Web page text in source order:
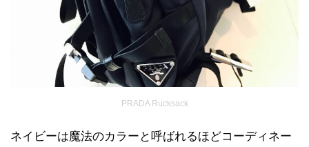
PRADA Rucksack
ネイビーは魔法のカラーと呼ばれるほどコーディネー